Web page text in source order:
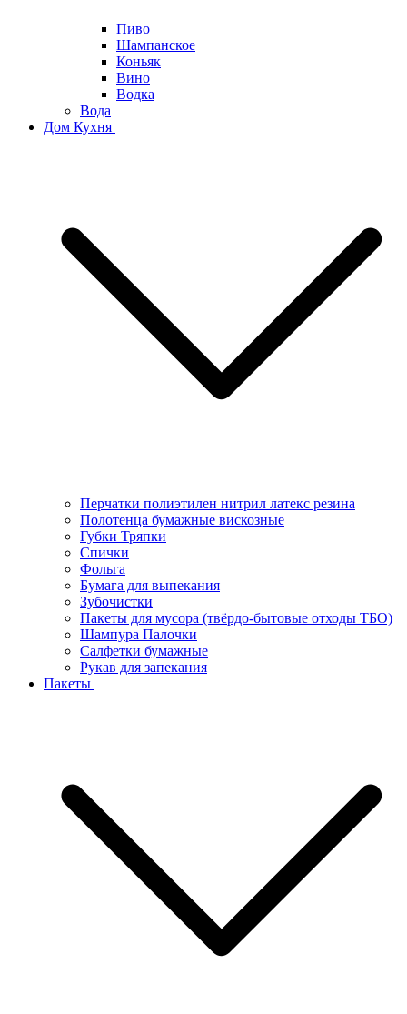
Пиво
Шампанское
Коньяк
Вино
Водка
Вода
Дом Кухня
Перчатки полиэтилен нитрил латекс резина
Полотенца бумажные вискозные
Губки Тряпки
Спички
Фольга
Бумага для выпекания
Зубочистки
Пакеты для мусора (твёрдо-бытовые отходы ТБО)
Шампура Палочки
Салфетки бумажные
Рукав для запекания
Пакеты